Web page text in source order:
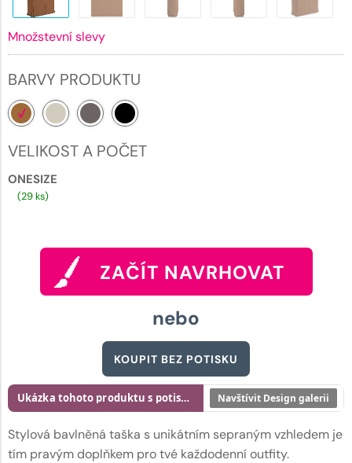
Množstevní slevy
BARVY PRODUKTU
VELIKOST A POČET
ONESIZE
(29 ks)
ZAČÍT NAVRHOVAT
nebo
KOUPIT BEZ POTISKU
Stylová bavlněná taška s unikátním sepraným vzhledem je
tím pravým doplňkem pro tvé každodenní outfity.
Ukázka tohoto produktu s potiskem Navštívit Design galerii